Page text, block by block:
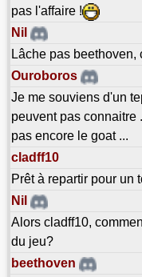
pas l'affaire !
Nil
Lâche pas beethoven,
Ouroboros
Je me souviens d'un
peuvent pas connaitre
pas encore le goat ...
cladff10
Prêt à repartir pour un
Nil
Alors cladff10,
du jeu?
beethoven